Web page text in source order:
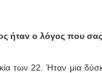
ήταν ο λόγος που
των 22. Ήταν μια